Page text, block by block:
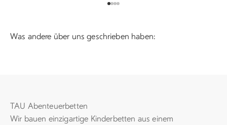
Was andere über uns geschrieben haben:
TAU Abenteuerbetten
Wir bauen einzigartige Kinderbetten aus einem